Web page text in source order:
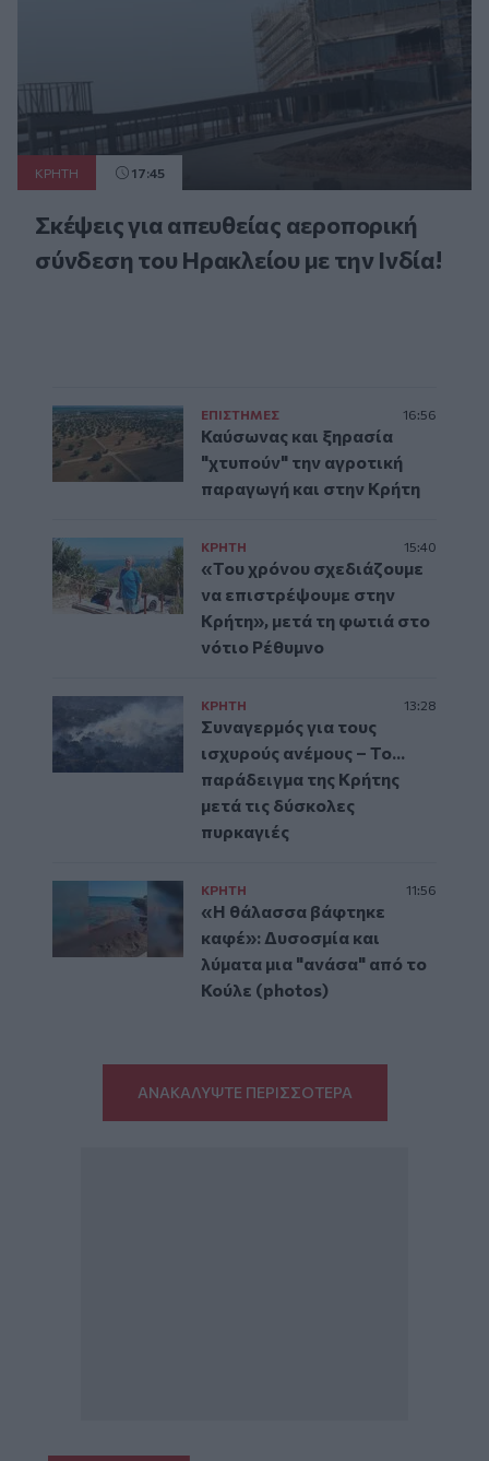
ΚΡΗΤΗ 17:45
Σκέψεις για απευθείας αεροπορική
σύνδεση του Ηρακλείου με την Ινδία!
ΕΠΙΣΤΗΜΕΣ 16:56
Καύσωνας και ξηρασία
"χτυπούν" την αγροτική
παραγωγή και στην Κρήτη
ΚΡΗΤΗ 15:40
«Του χρόνου σχεδιάζουμε
να επιστρέψουμε στην
Κρήτη», μετά τη φωτιά στο
νότιο Ρέθυμνο
ΚΡΗΤΗ 13:28
Συναγερμός για τους
ισχυρούς ανέμους – Το...
παράδειγμα της Κρήτης
μετά τις δύσκολες
πυρκαγιές
ΚΡΗΤΗ 11:56
«Η θάλασσα βάφτηκε
καφέ»: Δυσοσμία και
λύματα μια "ανάσα" από το
Κούλε (photos)
ΑΝΑΚΑΛΥΨΤΕ ΠΕΡΙΣΣΟΤΕΡΑ